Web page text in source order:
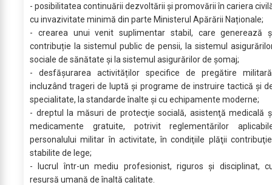
- posibilitatea continuării dezvoltării și promovării în cariera
cu invazivitate minimă din parte Ministerul Apărării Naționale;
- crearea unui venit suplimentar stabil, care generează
contribuție la sistemul public de pensii, la sistemul
sociale de sănătate şi la sistemul asigurărilor de şomaj;
- desfășurarea activităților specifice de pregătire
incluzând trageri de luptă și programe de instruire tactică și
specialitate, la standarde înalte și cu echipamente moderne;
- dreptul la măsuri de protecţie socială, asistenţă medicală
medicamente gratuite, potrivit reglementărilor
personalului militar în activitate, în condiţiile plăţii
stabilite de lege;
- lucrul într-un mediu profesionist, riguros și disciplinat,
resursă umană de înaltă calitate.